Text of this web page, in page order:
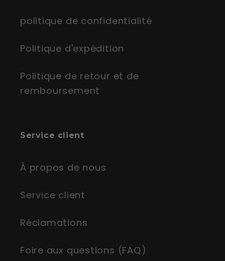
politique de confidentialité
Politique d'expédition
Politique de retour et de
remboursement
Service client
À propos de nous
Service client
Réclamations
Foire aux questions (FAQ)